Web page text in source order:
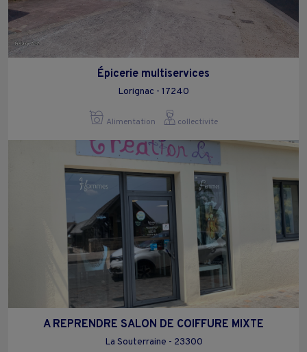
Épicerie multiservices
Lorignac - 17240
Alimentation collectivite
A REPRENDRE SALON DE COIFFURE MIXTE
La Souterraine - 23300